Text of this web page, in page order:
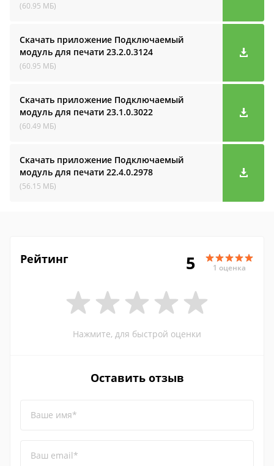
(60.95 МБ)
Скачать приложение Подключаемый
модуль для печати 23.2.0.3124
(60.95 МБ)
Скачать приложение Подключаемый
модуль для печати 23.1.0.3022
(60.49 МБ)
Скачать приложение Подключаемый
модуль для печати 22.4.0.2978
(56.15 МБ)
Рейтинг 5 1 оценка
Нажмите, для быстрой оценки
Оставить отзыв
Ваше имя*
Ваш email*